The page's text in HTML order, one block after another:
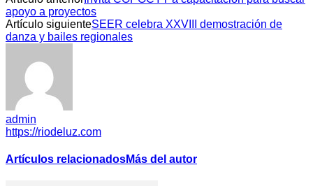
apoyo a proyectos
Artículo siguienteSEER celebra XXVIII demostración de
danza y bailes regionales
admin
https://riodeluz.com
Artículos relacionadosMás del autor